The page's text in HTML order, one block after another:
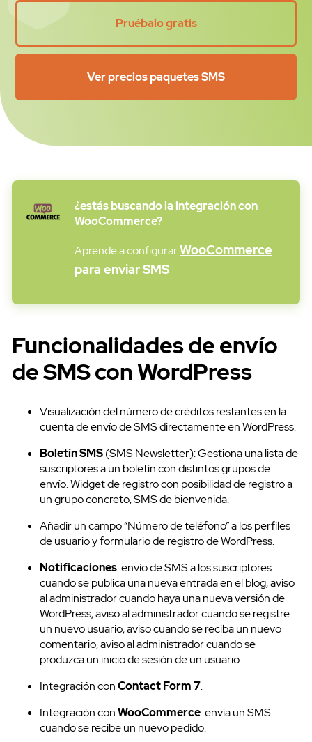
Pruébalo gratis
Ver precios paquetes SMS
¿estás buscando la integración con
WooCommerce?
Aprende a configurarWooCommerce
para enviar SMS
Funcionalidades de envío
de SMS con WordPress
Visualización del número de créditos restantes en la
cuenta de envío de SMS directamente en WordPress.
Boletín SMS(SMS Newsletter): Gestiona una lista de
suscriptores a un boletín con distintos grupos de
envío. Widget de registro con posibilidad de registro a
un grupo concreto, SMS de bienvenida.
Añadir un campo “Número de teléfono” a los perfiles
de usuario y formulario de registro de WordPress.
Notificaciones: envío de SMS a los suscriptores
cuando se publica una nueva entrada en el blog, aviso
al administrador cuando haya una nueva versión de
WordPress, aviso al administrador cuando se registre
un nuevo usuario, aviso cuando se reciba un nuevo
comentario, aviso al administrador cuando se
produzca un inicio de sesión de un usuario.
Integración conContact Form 7.
Integración conWooCommerce: envía un SMS
cuando se recibe un nuevo pedido.